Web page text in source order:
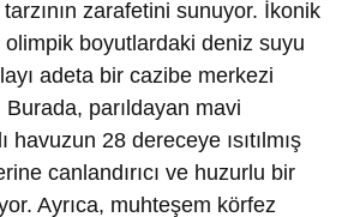
zarafetini sunuyor. İkonik
boyutlardaki deniz suyu
adeta bir cazibe merkezi
parıldayan mavi
havuzun 28 dereceye ısıtılmış
canlandırıcı ve huzurlu bir
Ayrıca, muhteşem körfez